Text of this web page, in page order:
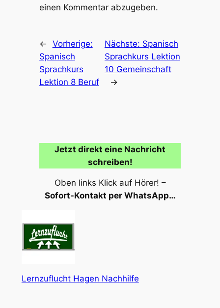
einen Kommentar abzugeben.
← Vorherige:
Spanisch
Sprachkurs
Lektion 8 Beruf
Nächste: Spanisch
Sprachkurs Lektion
10 Gemeinschaft
→
Jetzt direkt eine Nachricht
schreiben!
Oben links Klick auf Hörer! –
Sofort-Kontakt per WhatsApp…
Lernzuflucht Hagen Nachhilfe